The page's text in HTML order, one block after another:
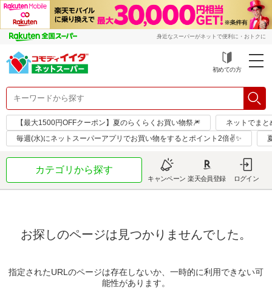
身近なスーパーがネットで便利に・おトクに
初めての方
【最大1500円OFFクーポン】夏のらくらくお買い物祭🎆
ネットでまと
毎週(水)にネットスーパーアプリでお買い物をするとポイント2倍✌✨
カテゴリから探す
キャンペーン 楽天会員登録 ログイン
お探しのページは見つかりませんでした。
指定されたURLのページは存在しないか、一時的に利用できない可
能性があります。